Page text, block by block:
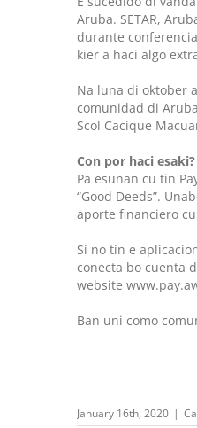
Aruba. SETAR,
durante
kier a haci algo
Na luna di oktober
comunidad di
Scol Cacique
Con por haci esaki?
Pa esunan cu tin
“Good Deeds”.
aporte financiero
Si no tin e
conecta bo cuenta
website
Ban uni como
January 16th, 2020 |